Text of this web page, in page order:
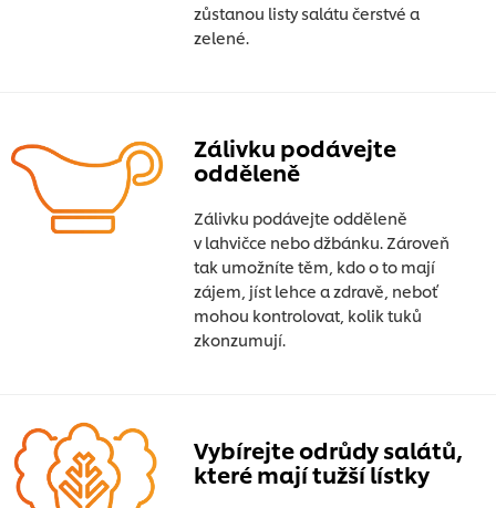
zůstanou listy salátu čerstvé a
zelené.
Zálivku podávejte
odděleně
Zálivku podávejte odděleně
v lahvičce nebo džbánku. Zároveň
tak umožníte těm, kdo o to mají
zájem, jíst lehce a zdravě, neboť
mohou kontrolovat, kolik tuků
zkonzumují.
Vybírejte odrůdy salátů,
které mají tužší lístky